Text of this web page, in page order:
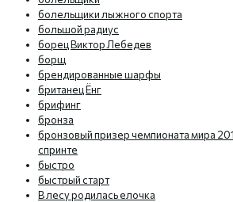
болельщики лыжного спорта
большой радиус
борец Виктор Лебедев
борщ
брендированные шарфы
британец Ёнг
брифинг
бронза
бронзовый призер чемпионата мира
спринте
быстро
быстрый старт
В лесу родилась елочка